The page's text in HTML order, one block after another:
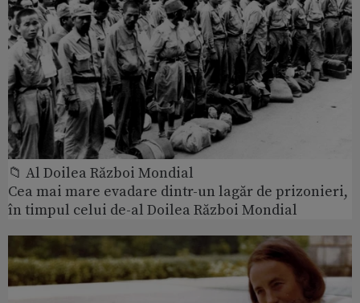
📁 Al Doilea Război Mondial
Cea mai mare evadare dintr-un lagăr de prizonieri,
în timpul celui de-al Doilea Război Mondial